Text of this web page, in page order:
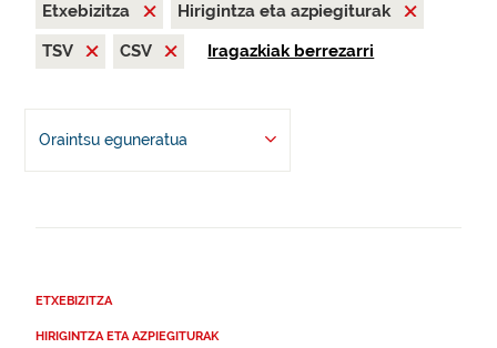
Etxebizitza
Hirigintza eta azpiegiturak
TSV
CSV Iragazkiak berrezarri
Oraintsu eguneratua
ETXEBIZITZA
HIRIGINTZA ETA AZPIEGITURAK